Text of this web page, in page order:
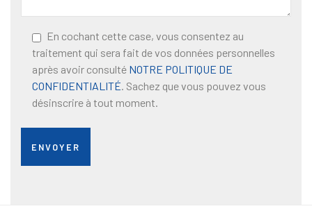
En cochant cette case, vous consentez au
traitement qui sera fait de vos données personnelles
après avoir consulté NOTRE POLITIQUE DE
CONFIDENTIALITÉ. Sachez que vous pouvez vous
désinscrire à tout moment.